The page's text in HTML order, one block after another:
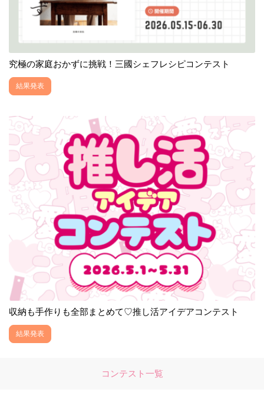
究極の家庭おかずに挑戦！三國シェフレシピコンテスト
結果発表
収納も手作りも全部まとめて♡推し活アイデアコンテスト
結果発表
コンテスト一覧